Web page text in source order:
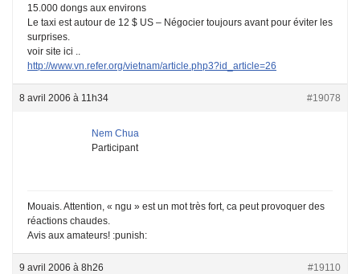
15.000 dongs aux environs
Le taxi est autour de 12 $ US – Négocier toujours avant pour éviter les
surprises.
voir site ici ..
http://www.vn.refer.org/vietnam/article.php3?id_article=26
8 avril 2006 à 11h34 #19078
Nem Chua
Participant
Mouais. Attention, « ngu » est un mot très fort, ca peut provoquer des
réactions chaudes.
Avis aux amateurs! :punish:
9 avril 2006 à 8h26 #19110